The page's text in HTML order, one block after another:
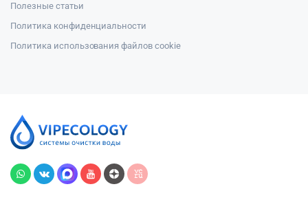
Полезные статьи
Политика конфиденциальности
Политика использования файлов cookie